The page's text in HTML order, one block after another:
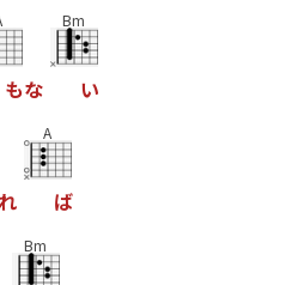
もな
Bm
い
れ
A
ば
Bm